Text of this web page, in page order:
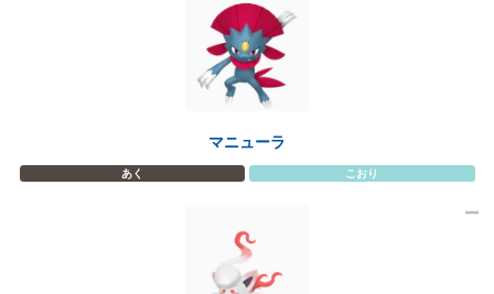
マニューラ
あく こおり